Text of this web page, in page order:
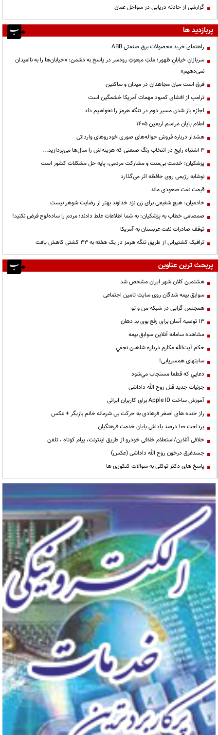
گزارشی از حادثه دریایی در سواحل عمان
پربازدید ها
راهنمای خرید محصولات برق صنعتی ABB
سربازانِ خیابانِ ظهور؛ ملتِ مبعوثِ رودسر در پاسخ به دشمن: «خیابان‌ها را به ناامیدان
نمی‌دهیم»
فرق است میان مجاهدان در میدان و ساکتین
ترامپ از افشای کمبود مهمات آمریکا خشمگین است
اجازه باز شدن مسیر دوم در تنگه هرمز را نخواهیم داد
اعلام پایان مراسم اربعین ۱۴۰۵
هشدار درباره فروش حواله‌های صوری خودروهای وارداتی
3 اشتباه رایج در انتخاب رنگ صنعتی که هزینه‌اش را سال‌ها می‌پردازید...
پزشکیان: خدمت بی‌منت و مشارکت مردمی، پایه حل مشکلات کشور است
نوشابه رژیمی روی حافظه اثر می‌گذارد
قیمت نفت صعودی ماند
خادمیان: هیچ شفیعی برای زن نزد خداوند بهتر از رضایت شوهر نیست
صمصامی خطاب به پزشکیان: به شما اطلاعات غلط دادند؛ مردم را ساده‌لوح فرض نکنید!
توقف صادرات نفت عربستان به آمریکا
ترافیک کشتیرانی از طریق تنگه هرمز در یک هفته به ۳۳ کشتی کاهش یافت
پربحث ترین عناوین
هشتمین کلان شهر ایران مشخص شد
سوابق بیمه شدگان روی سایت تامین اجتماعی
همجنس گرایی در شبکه من و تو
13 توصیه آسان برای رفع بوی بد دهان
مشاهده سامانه آنلاين سوابق بیمه
حكم آيت‌الله مكارم درباره شاهين نجفي
سایتهای همسریابی!
دعايي كه قطعا مستجاب مي‌شود
جزئیات جدید قتل روح الله داداشی
آموزش ساخت Apple ID برای کاربران ایرانی
راز خنده های اصغر فرهادی به حرکت بی شرمانه خانم بازیگر + عکس
پرداخت ۱۰۰ درصد پاداش پایان خدمت فرهنگیان
خلافی آنلاین/استعلام خلافی خودرو از طریق اینترنت، پیام کوتاه ، تلفن
جسدغرق درخون روح الله داداشی (عکس)
پاسخ های دکتر توکلی به سوالات کنکوری ها